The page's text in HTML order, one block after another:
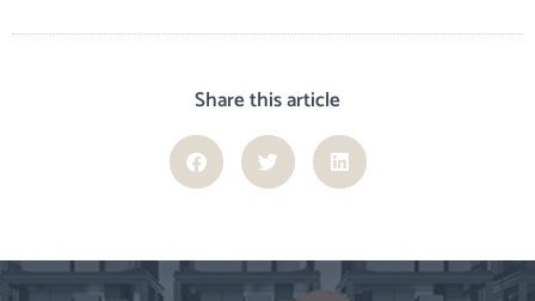
Share this article